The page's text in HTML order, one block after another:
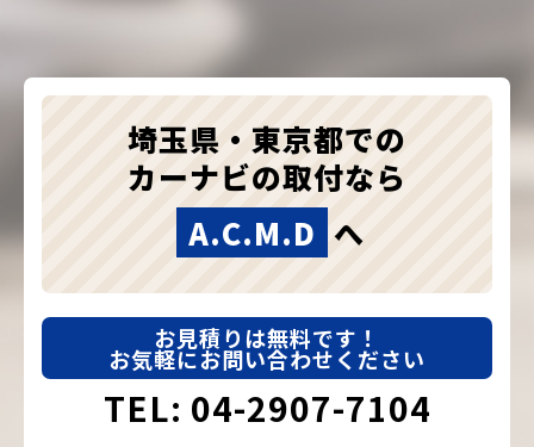
埼玉県・東京都での
カーナビの取付なら
A.C.M.D へ
お見積りは無料です！
お気軽にお問い合わせください
TEL: 04-2907-7104